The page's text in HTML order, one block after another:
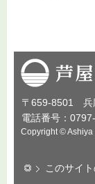
芦屋市役所
〒659-8501 兵
電話番号：
Copyright © Ashiya
このサイ